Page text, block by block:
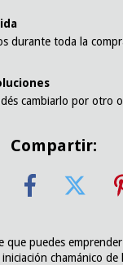
durante toda la
cambiarlo por otro
Compartir:
que puedes
chamánico